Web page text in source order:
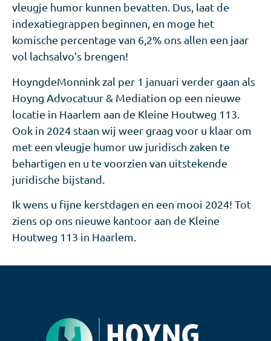
vleugje humor kunnen bevatten. Dus, laat de
indexatiegrappen beginnen, en moge het
komische percentage van 6,2% ons allen een jaar
vol lachsalvo’s brengen!
HoyngdeMonnink zal per 1 januari verder gaan als
Hoyng Advocatuur & Mediation op een nieuwe
locatie in Haarlem aan de Kleine Houtweg 113.
Ook in 2024 staan wij weer graag voor u klaar om
met een vleugje humor uw juridisch zaken te
behartigen en u te voorzien van uitstekende
juridische bijstand.
Ik wens u fijne kerstdagen en een mooi 2024! Tot
ziens op ons nieuwe kantoor aan de Kleine
Houtweg 113 in Haarlem.